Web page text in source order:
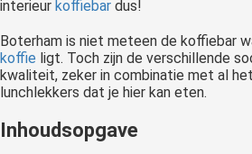
interieur koffiebar dus!
Boterham is niet meteen de koffiebar
koffie ligt. Toch zijn de verschillende
kwaliteit, zeker in combinatie met al
lunchlekkers dat je hier kan eten.
Inhoudsopgave
van